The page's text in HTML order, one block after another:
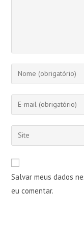
Digite
seu
nome
ou
de
usuário
para
Digite
seu
endereço
de
para
comentar
Digite
o
do
seu
site
Salvar meus dados
eu comentar.